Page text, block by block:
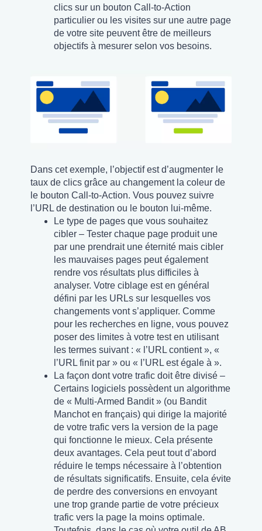
clics sur un bouton Call-to-Action
particulier ou les visites sur une autre page
de votre site peuvent être de meilleurs
objectifs à mesurer selon vos besoins.
Dans cet exemple, l’objectif est d’augmenter le
taux de clics grâce au changement la coleur de
le bouton Call-to-Action. Vous pouvez suivre
l’URL de destination ou le bouton lui-même.
Le type de pages que vous souhaitez
cibler – Tester chaque page produit une
par une prendrait une éternité mais cibler
les mauvaises pages peut également
rendre vos résultats plus difficiles à
analyser. Votre ciblage est en général
défini par les URLs sur lesquelles vos
changements vont s’appliquer. Comme
pour les recherches en ligne, vous pouvez
poser des limites à votre test en utilisant
les termes suivant : « l’URL contient », «
l’URL finit par » ou « l’URL est égale à ».
La façon dont votre trafic doit être divisé –
Certains logiciels possèdent un algorithme
de « Multi-Armed Bandit » (ou Bandit
Manchot en français) qui dirige la majorité
de votre trafic vers la version de la page
qui fonctionne le mieux. Cela présente
deux avantages. Cela peut tout d’abord
réduire le temps nécessaire à l’obtention
de résultats significatifs. Ensuite, cela évite
de perdre des conversions en envoyant
une trop grande partie de votre précieux
trafic vers la page la moins optimale.